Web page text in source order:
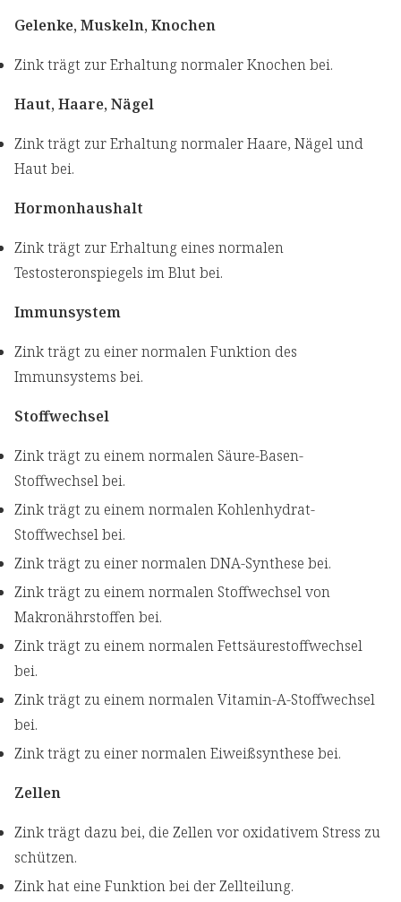
Gelenke, Muskeln, Knochen
Zink trägt zur Erhaltung normaler Knochen bei.
Haut, Haare, Nägel
Zink trägt zur Erhaltung normaler Haare, Nägel und
Haut bei.
Hormonhaushalt
Zink trägt zur Erhaltung eines normalen
Testosteronspiegels im Blut bei.
Immunsystem
Zink trägt zu einer normalen Funktion des
Immunsystems bei.
Stoffwechsel
Zink trägt zu einem normalen Säure-Basen-
Stoffwechsel bei.
Zink trägt zu einem normalen Kohlenhydrat-
Stoffwechsel bei.
Zink trägt zu einer normalen DNA-Synthese bei.
Zink trägt zu einem normalen Stoffwechsel von
Makronährstoffen bei.
Zink trägt zu einem normalen Fettsäurestoffwechsel
bei.
Zink trägt zu einem normalen Vitamin-A-Stoffwechsel
bei.
Zink trägt zu einer normalen Eiweißsynthese bei.
Zellen
Zink trägt dazu bei, die Zellen vor oxidativem Stress zu
schützen.
Zink hat eine Funktion bei der Zellteilung.